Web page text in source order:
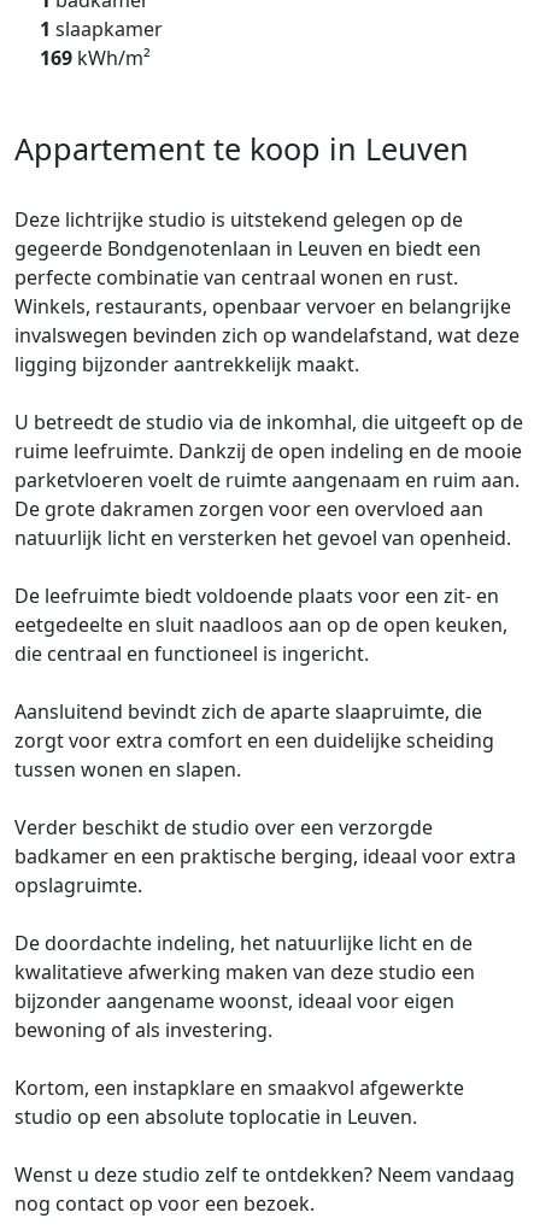
1 slaapkamer
169 kWh/m²
Appartement te koop in Leuven
Deze lichtrijke studio is uitstekend gelegen op de
gegeerde Bondgenotenlaan in Leuven en biedt een
perfecte combinatie van centraal wonen en rust.
Winkels, restaurants, openbaar vervoer en belangrijke
invalswegen bevinden zich op wandelafstand, wat deze
ligging bijzonder aantrekkelijk maakt.
U betreedt de studio via de inkomhal, die uitgeeft op de
ruime leefruimte. Dankzij de open indeling en de mooie
parketvloeren voelt de ruimte aangenaam en ruim aan.
De grote dakramen zorgen voor een overvloed aan
natuurlijk licht en versterken het gevoel van openheid.
De leefruimte biedt voldoende plaats voor een zit- en
eetgedeelte en sluit naadloos aan op de open keuken,
die centraal en functioneel is ingericht.
Aansluitend bevindt zich de aparte slaapruimte, die
zorgt voor extra comfort en een duidelijke scheiding
tussen wonen en slapen.
Verder beschikt de studio over een verzorgde
badkamer en een praktische berging, ideaal voor extra
opslagruimte.
De doordachte indeling, het natuurlijke licht en de
kwalitatieve afwerking maken van deze studio een
bijzonder aangename woonst, ideaal voor eigen
bewoning of als investering.
Kortom, een instapklare en smaakvol afgewerkte
studio op een absolute toplocatie in Leuven.
Wenst u deze studio zelf te ontdekken? Neem vandaag
nog contact op voor een bezoek.